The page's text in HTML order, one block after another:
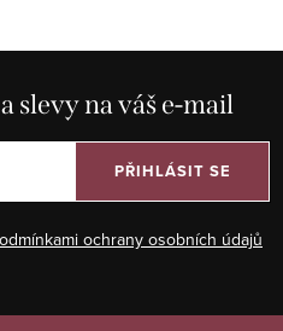
slevy na váš e-mail
ochrany osobních údajů
PŘIHLÁSIT SE